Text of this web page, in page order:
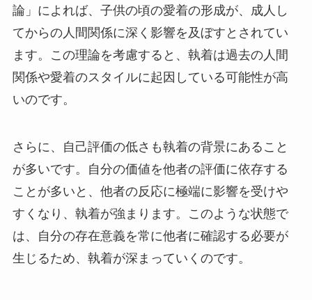
論」によれば、子供の頃の愛着の形成が、成人し
てからの人間関係に深く影響を及ぼすとされてい
ます。この理論を考慮すると、執着は過去の人間
関係や愛着のスタイルに起因している可能性が高
いのです。
さらに、自己評価の低さも執着の背景にあること
が多いです。自分の価値を他者の評価に依存する
ことが多いと、他者の反応に極端に影響を受けや
すくなり、執着が強まります。このような状態で
は、自分の存在意義を常に他者に確認する必要が
生じるため、執着が深まっていくのです。